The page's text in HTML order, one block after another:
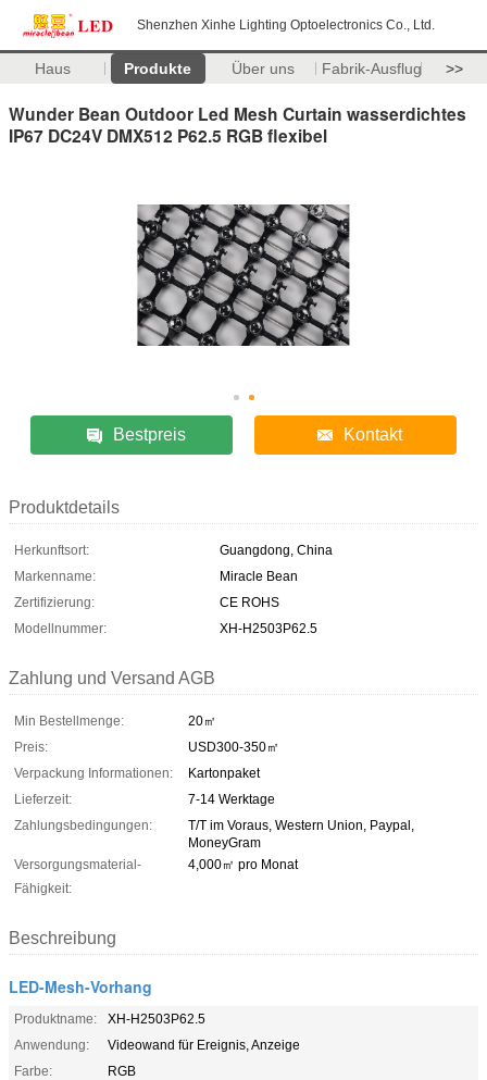
Shenzhen Xinhe Lighting Optoelectronics Co., Ltd.
Haus Produkte Über uns Fabrik-Ausflug >>
Wunder Bean Outdoor Led Mesh Curtain wasserdichtes
IP67 DC24V DMX512 P62.5 RGB flexibel
Bestpreis Kontakt
Produktdetails
Herkunftsort:
Guangdong, China
Markenname:
Miracle Bean
Zertifizierung:
CE ROHS
Modellnummer:
XH-H2503P62.5
Zahlung und Versand AGB
Min Bestellmenge:
20㎡
Preis:
USD300-350㎡
Verpackung Informationen:
Kartonpaket
Lieferzeit:
7-14 Werktage
Zahlungsbedingungen:
T/T im Voraus, Western Union, Paypal,
MoneyGram
Versorgungsmaterial-
Fähigkeit:
4,000㎡ pro Monat
Beschreibung
LED-Mesh-Vorhang
Produktname:
XH-H2503P62.5
Anwendung:
Videowand für Ereignis, Anzeige
Farbe:
RGB